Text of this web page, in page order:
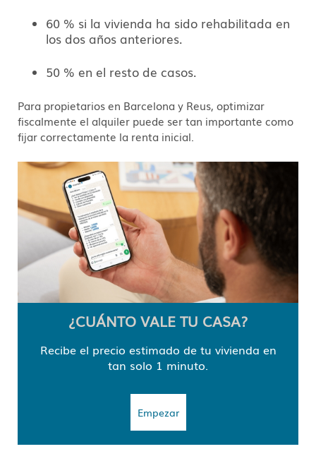
60 % si la vivienda ha sido rehabilitada en
los dos años anteriores.
50 % en el resto de casos.
Para propietarios en Barcelona y Reus, optimizar
fiscalmente el alquiler puede ser tan importante como
fijar correctamente la renta inicial.
¿CUÁNTO VALE TU CASA?
Recibe el precio estimado de tu vivienda en
tan solo 1 minuto.
Empezar